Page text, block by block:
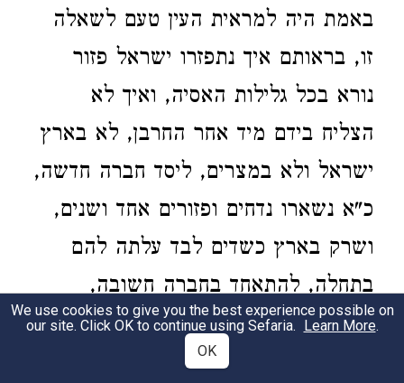
באמת היה למראית העין טעם לשאלה
זו, בראותם איך נתפזרו ישראל פזור
נורא בכל גלילות האסיה, ואיך לא
הצליח בידם מיד אחר החרבן, לא בארץ
ישראל ולא במצרים, ליסד חברה חדשה,
כ"א נשארו נדחים ופזורים אחד ושנים,
‏ושרק בארץ כשדים לבד עלתה להם
בתחלה, להתאחד בחברה חשובה,
ונקראהקהל הגולה מיהודה. והיה
קשה בעיניהם להאמין, שמנקודה קלה זו
We use cookies to give you the best experience possible on
our site. Click OK to continue using Sefaria. Learn More.
OK